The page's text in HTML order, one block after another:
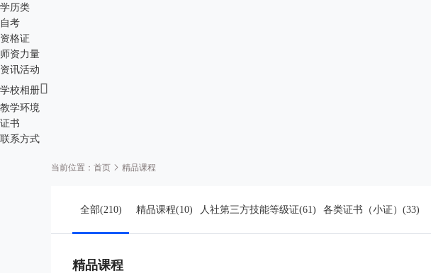
学历类
自考
资格证
师资力量
资讯活动
学校相册
教学环境
证书
联系方式
当前位置： 首页 精品课程
全部(210) 精品课程(10) 人社第三方技能等级证(61) 各类证书（小证）(33)
精品课程